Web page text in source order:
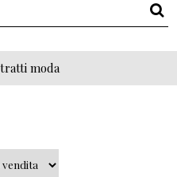
moda